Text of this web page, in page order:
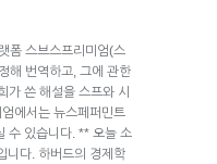
폼 스브스프리미엄(스
해 번역하고, 그에 관한
가 쓴 해설을 스프와 시
에서는 뉴스페퍼민트
수 있습니다. ** 오늘 소
니다. 하버드의 경제학